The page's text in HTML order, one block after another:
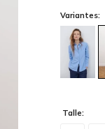
Variantes:
Talle: